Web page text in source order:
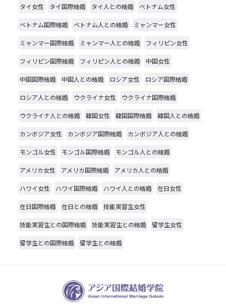
タイ女性 タイ国際結婚 タイ人との結婚 ベトナム女性
ベトナム国際結婚 ベトナム人との結婚 ミャンマー女性
ミャンマー国際結婚 ミャンマー人との結婚 フィリピン女性
フィリピン国際結婚 フィリピン人との結婚 中国女性
中国国際結婚 中国人との結婚 ロシア女性 ロシア国際結婚
ロシア人との結婚 ウクライナ女性 ウクライナ国際結婚
ウクライナ人との結婚 韓国女性 韓国国際結婚 韓国人との結婚
カンボジア女性 カンボジア国際結婚 カンボジア人との結婚
モンゴル女性 モンゴル国際結婚 モンゴル人との結婚
アメリカ女性 アメリカ国際結婚 アメリカ人との結婚
ハワイ女性 ハワイ国際結婚 ハワイ人との結婚 在日女性
在日国際結婚 在日との結婚 技能実習生女性
技能実習生との国際結婚 技能実習生との結婚 留学生女性
留学生との国際結婚 留学生との結婚